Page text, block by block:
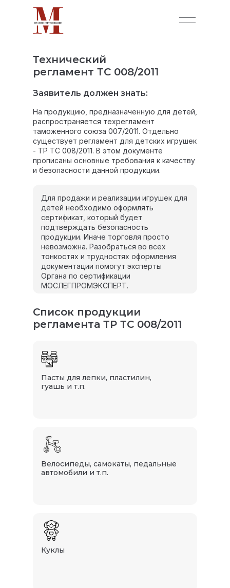
Список продукции
регламента ТР ТС 008/2011
На продукцию, предназначенную для детей,
распространяется техрегламент
таможенного союза 007/2011. Отдельно
существует регламент для детских игрушек
- ТР ТС 008/2011. В этом документе
прописаны основные требования к качеству
и безопасности данной продукции.
Для продажи и реализации игрушек для
детей необходимо оформлять
сертификат, который будет
подтверждать безопасность
продукции. Иначе торговля просто
невозможна. Разобраться во всех
тонкостях и трудностях оформления
документации помогут эксперты
Органа по сертификации
МОСЛЕГПРОМЭКСПЕРТ.
Технический
регламент ТС 008/2011
Заявитель должен знать:
Куклы
Велосипеды, самокаты, педальные
автомобили и т.п.
Пасты для лепки, пластилин,
гуашь и т.п.